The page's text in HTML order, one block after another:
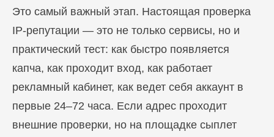
Это самый важный этап. Настоящая проверка
IP-репутации — это не только сервисы, но и
практический тест: как быстро появляется
капча, как проходит вход, как работает
рекламный кабинет, как ведет себя аккаунт в
первые 24–72 часа. Если адрес проходит
внешние проверки, но на площадке сыплет